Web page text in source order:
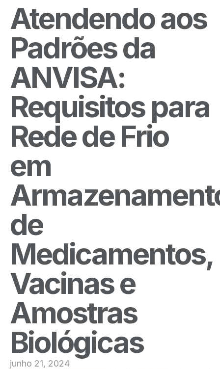
Atendendo aos
Padrões da
ANVISA:
Requisitos para
Rede de Frio
em
de
Medicamentos,
Vacinas e
Amostras
Biológicas
junho 21, 2024